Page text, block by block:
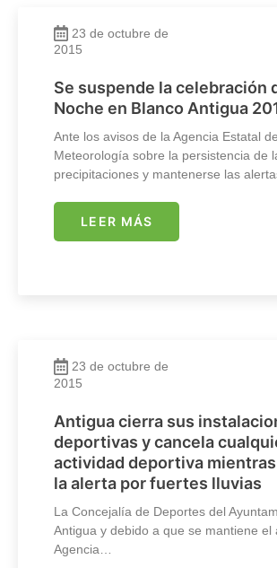
23 de octubre de
2015
Se suspende la celebración
Noche en Blanco Antigua
Ante los avisos de la Agencia Estatal de
Meteorología sobre la persistencia de
precipitaciones y mantenerse las
LEER MÁS
23 de octubre de
2015
Antigua cierra sus
deportivas y cancela
actividad deportiva
la alerta por fuertes lluvias
La Concejalía de Deportes del
Antigua y debido a que se mantiene el
Agencia…